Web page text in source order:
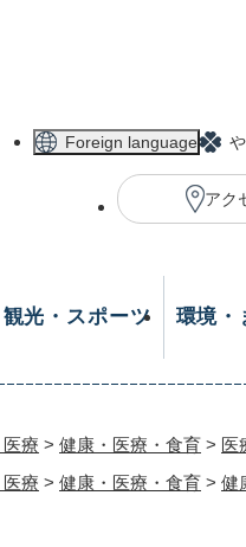
Foreign language
アク
光・スポーツ 環境・
療 > 健康・医療・食育 > 医
療 > 健康・医療・食育 > 健